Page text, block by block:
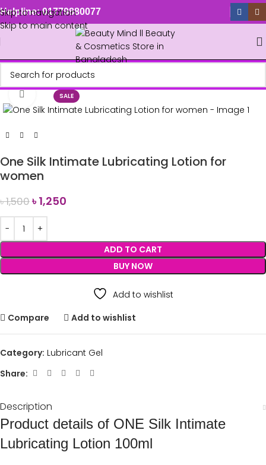
Skip to navigation
Skip to main content
Helpline: 01779880077
SALE
Click to enlarge
One Silk Intimate Lubricating Lotion for
women
৳1,500৳1,250
ADD TO CART
BUY NOW
Add to wishlist
Compare
Add to wishlist
Category: Lubricant Gel
Share:
Description
Product details of ONE Silk Intimate
Lubricating Lotion 100ml